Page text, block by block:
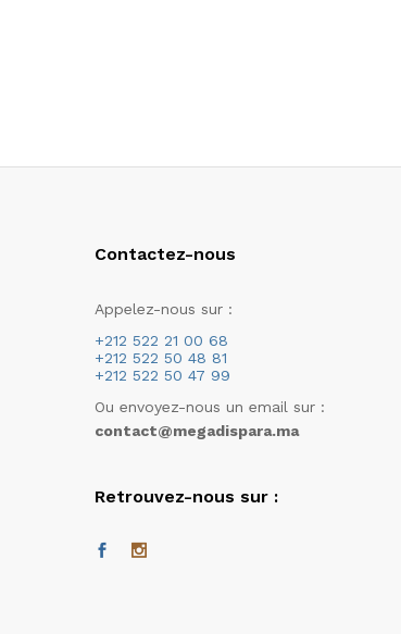
Contactez-nous
Appelez-nous sur :
+212 522 21 00 68
+212 522 50 48 81
+212 522 50 47 99
Ou envoyez-nous un email sur :
contact@megadispara.ma
Retrouvez-nous sur :